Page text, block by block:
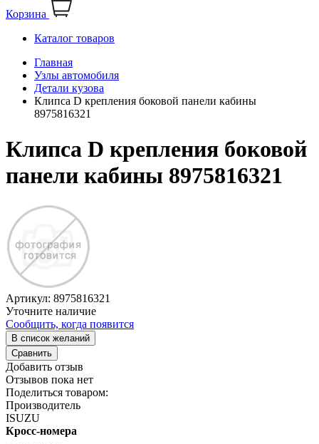
Корзина
Каталог товаров
Главная
Узлы автомобиля
Детали кузова
Клипса D крепления боковой панели кабины
8975816321
Клипса D крепления боковой
панели кабины 8975816321
Артикул: 8975816321
Уточните наличие
Сообщить, когда появится
В список желаний
Сравнить
Добавить отзыв
Отзывов пока нет
Поделиться товаром:
Производитель
ISUZU
Кросс-номера